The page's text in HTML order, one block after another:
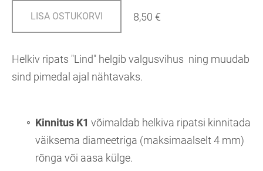
LISA OSTUKORVI 8,50 €
Helkiv ripats "Lind" helgib valgusvihus ning muudab
sind pimedal ajal nähtavaks.
Kinnitus K1 võimaldab helkiva ripatsi kinnitada
väiksema diameetriga (maksimaalselt 4 mm)
rõnga või aasa külge.